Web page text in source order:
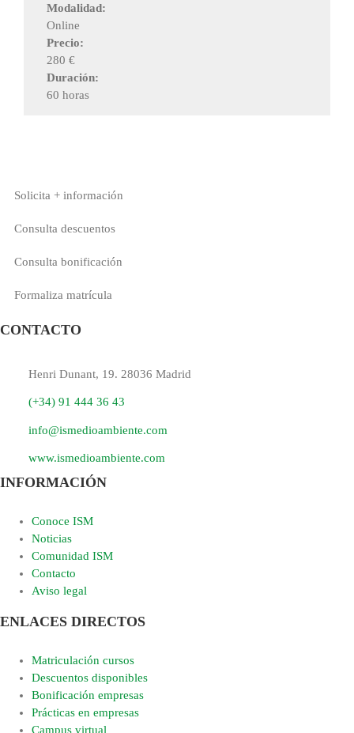
Modalidad:
Online
Precio:
280 €
Duración:
60 horas
Solicita + información
Consulta descuentos
Consulta bonificación
Formaliza matrícula
CONTACTO
Henri Dunant, 19. 28036 Madrid
(+34) 91 444 36 43
info@ismedioambiente.com
www.ismedioambiente.com
INFORMACIÓN
Conoce ISM
Noticias
Comunidad ISM
Contacto
Aviso legal
ENLACES DIRECTOS
Matriculación cursos
Descuentos disponibles
Bonificación empresas
Prácticas en empresas
Campus virtual